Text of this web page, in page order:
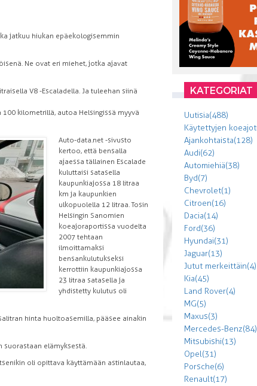
jatkuu hiukan epäekologisemmin
Ne ovat eri miehet, jotka ajavat
V8 -Escaladella. Ja tuleehan siinä
kilometrillä, autoa Helsingissä myyvä
Auto-data.net -sivusto
kertoo, että bensalla
ajaessa tällainen Escalade
kuluttaisi satasella
kaupunkiajossa 18 litraa
km ja kaupunkien
ulkopuolella 12 litraa. Tosin
Helsingin Sanomien
koeajoraportissa vuodelta
2007 tehtaan
ilmoittamaksi
bensankulutukseksi
kerrottiin kaupunkiajossa
23 litraa satasella ja
yhdistetty kulutus oli
hinta huoltoasemilla, pääsee ainakin
suorastaan elämyksestä.
oli opittava käyttämään astinlautaa,
KATEGORIAT
Uutisia (488)
Ajankohtaista (128)
Audi (62)
Automiehiä (38)
Byd (7)
Chevrolet (1)
Citroen (16)
Dacia (14)
Ford (36)
Hyundai (31)
Jaguar (13)
Jutut merkeittäin (4)
Kia (45)
Land Rover (4)
MG (5)
Maxus (3)
Mercedes-Benz (84)
Mitsubishi (13)
Opel (31)
Porsche (6)
Renault (17)